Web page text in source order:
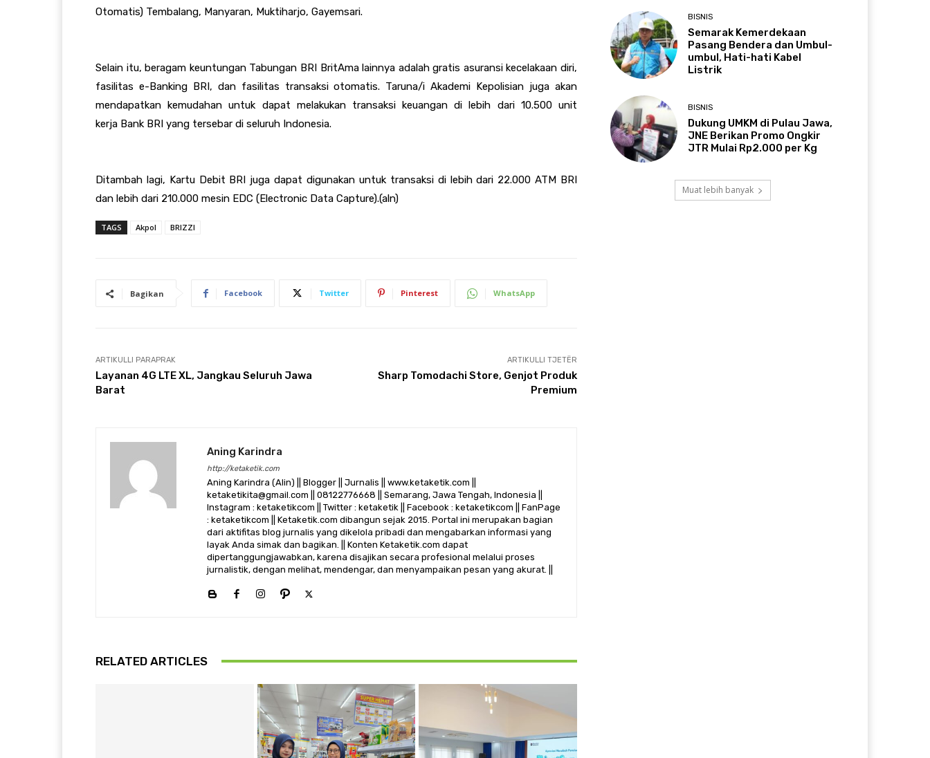
Otomatis) Tembalang, Manyaran, Muktiharjo, Gayemsari.
Selain itu,beragam keuntungan Tabungan BRI BritAma lainnya adalah gratis asuransi kecelakaan diri,
fasilitas e-Banking BRI, dan fasilitas transaksi otomatis. Taruna/iAkademi Kepolisian juga akan
mendapatkan kemudahan untuk dapat melakukan transaksi keuangan di lebih dari 10.500 unit
kerja Bank BRI yang tersebar di seluruh Indonesia.
Ditambah lagi, Kartu Debit BRI juga dapat digunakan untuk transaksi di lebih dari 22.000 ATM BRI
dan lebih dari 210.000 mesin EDC (Electronic Data Capture).(aln)
TAGS Akpol BRIZZI
Bagikan Facebook Twitter Pinterest WhatsApp
ARTIKULLI PARAPRAK
Layanan 4G LTE XL, Jangkau Seluruh Jawa
Barat
ARTIKULLI TJETËR
Sharp Tomodachi Store, Genjot Produk
Premium
Aning Karindra
http://ketaketik.com
Aning Karindra (Alin) || Blogger || Jurnalis || www.ketaketik.com ||
ketaketikita@gmail.com || 08122776668 || Semarang, Jawa Tengah, Indonesia ||
Instagram : ketaketikcom || Twitter : ketaketik || Facebook : ketaketikcom || FanPage
: ketaketikcom || Ketaketik.com dibangun sejak 2015. Portal ini merupakan bagian
dari aktifitas blog jurnalis yang dikelola pribadi dan mengabarkan informasi yang
layak Anda simak dan bagikan. || Konten Ketaketik.com dapat
dipertanggungjawabkan, karena disajikan secara profesional melalui proses
jurnalistik, dengan melihat, mendengar, dan menyampaikan pesan yang akurat. ||
RELATED ARTICLES
BISNIS
Semarak Kemerdekaan
Pasang Bendera dan Umbul-
umbul, Hati-hati Kabel
Listrik
BISNIS
Dukung UMKM di Pulau Jawa,
JNE Berikan Promo Ongkir
JTR Mulai Rp2.000 per Kg
Muat lebih banyak